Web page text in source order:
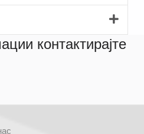
контактирајте